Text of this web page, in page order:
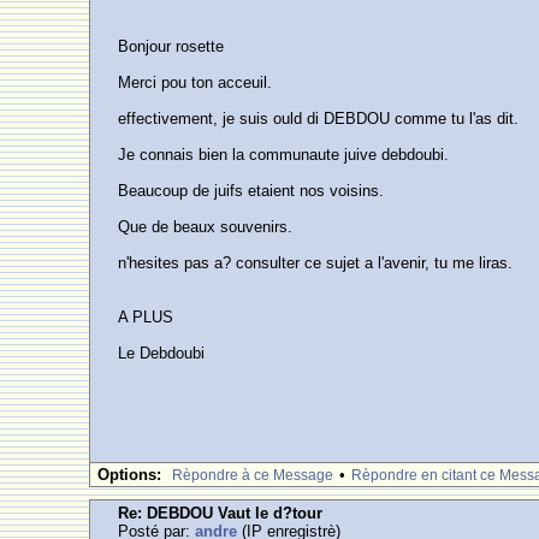
Bonjour rosette
Merci pou ton acceuil.
effectivement, je suis ould di DEBDOU comme tu l'as dit.
Je connais bien la communaute juive debdoubi.
Beaucoup de juifs etaient nos voisins.
Que de beaux souvenirs.
n'hesites pas a? consulter ce sujet a l'avenir, tu me liras.
A PLUS
Le Debdoubi
Options: Rèpondre à ce Message • Rèpondre en citant ce
Re: DEBDOU Vaut le d?tour
Posté par:andre (IP enregistrè)